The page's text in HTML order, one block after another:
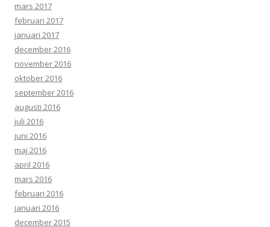
mars 2017
februari 2017
januari 2017
december 2016
november 2016
oktober 2016
september 2016
augusti 2016
juli 2016
juni 2016
maj 2016
april 2016
mars 2016
februari 2016
januari 2016
december 2015